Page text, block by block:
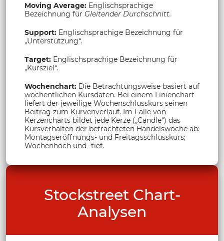
Moving Average: Englischsprachige
Bezeichnung für Gleitender Durchschnitt.
Support: Englischsprachige Bezeichnung für
„Unterstützung“.
Target: Englischsprachige Bezeichnung für
„Kursziel“.
Wochenchart: Die Betrachtungsweise basiert auf
wöchentlichen Kursdaten. Bei einem Linienchart
liefert der jeweilige Wochenschlusskurs seinen
Beitrag zum Kurvenverlauf. Im Falle von
Kerzencharts bildet jede Kerze („Candle“) das
Kursverhalten der betrachteten Handelswoche ab:
Montagseröffnungs- und Freitagsschlusskurs;
Wochenhoch und -tief.
Stockstreet Chart-
Analysen